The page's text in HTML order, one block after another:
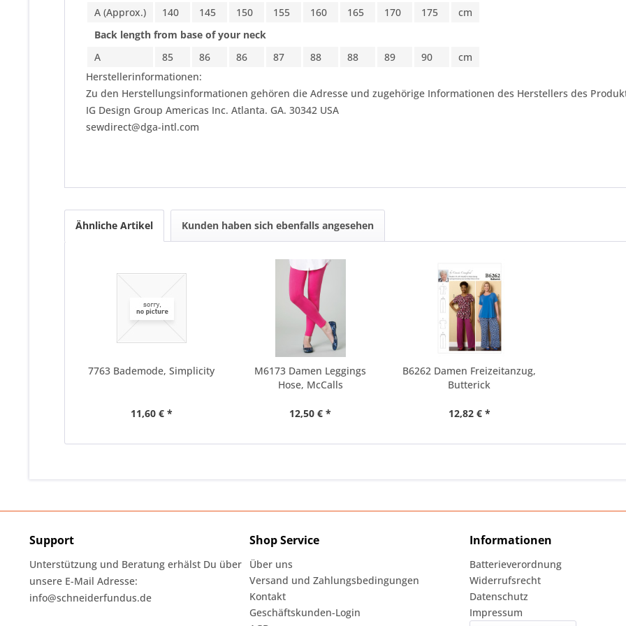
A (Approx.) 140 145 150 155 160 165 170 175
cm
Back length from base of your neck
A
85 86 86 87 88 88 89 90
cm
Herstellerinformationen:
Zu den Herstellungsinformationen gehören die Adresse und zugehörige Informationen des Herstellers des
IG Design Group Americas Inc. Atlanta. GA. 30342 USA
sewdirect@dga-intl.com
Ähnliche Artikel Kunden haben sich ebenfalls angesehen
7763 Bademode, Simplicity
11,60 € *
M6173 Damen Leggings
Hose, McCalls
12,50 € *
B6262 Damen Freizeitanzug,
Butterick
12,82 € *
Support
Unterstützung und Beratung erhälst Du über
unsere E-Mail Adresse:
info@schneiderfundus.de
Shop Service
Über uns
Versand und Zahlungsbedingungen
Kontakt
Geschäftskunden-Login
Informationen
Batterieverordnung
Widerrufsrecht
Datenschutz
Impressum